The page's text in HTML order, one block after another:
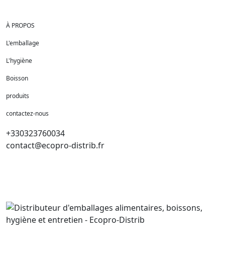
À PROPOS
L'emballage
L'hygiène
Boisson
produits
contactez-nous
+330323760034
contact@ecopro-distrib.fr